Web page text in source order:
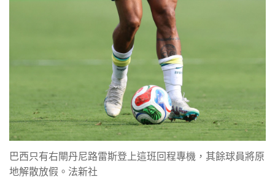
巴西只有右閘丹尼路雷斯登上這班回程專機，其餘球員將原
地解散放假。法新社